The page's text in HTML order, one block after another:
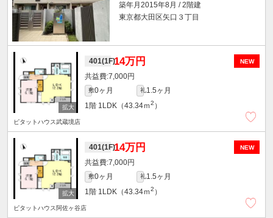
築年月2015年8月 / 2階建
東京都大田区矢口３丁目
NEW
401(1F)14万円
7,000円
敷0ヶ月 礼1.5ヶ月
1階 1LDK（43.34ｍ2 ）
ピタットハウス武蔵境店
NEW
401(1F)14万円
7,000円
敷0ヶ月 礼1.5ヶ月
1階 1LDK（43.34ｍ2 ）
ピタットハウス阿佐ヶ谷店